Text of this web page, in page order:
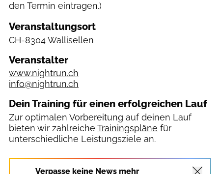
den Termin eintragen.)
Veranstaltungsort
CH-8304 Wallisellen
Veranstalter
www.nightrun.ch
info@nightrun.ch
Dein Training für einen erfolgreichen Lauf
Zur optimalen Vorbereitung auf deinen Lauf
bieten wir zahlreiche Trainingspläne für
unterschiedliche Leistungsziele an.
Verpasse keine News mehr